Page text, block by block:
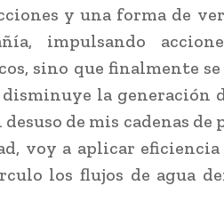
y una forma de
impulsando
sino que finalmente
la generación
de mis cadenas de
voy a aplicar
los flujos de agua